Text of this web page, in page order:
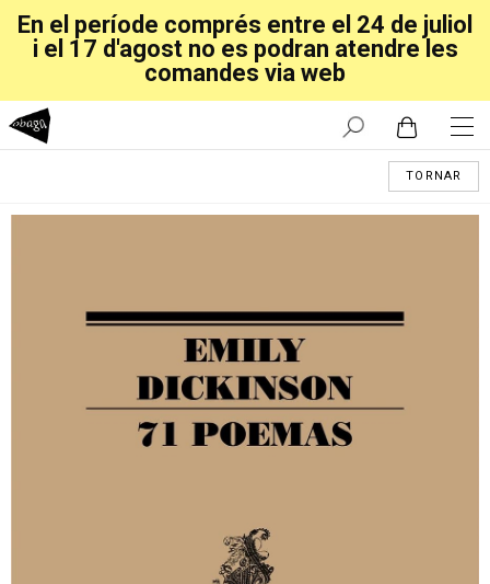
En el període comprés entre el 24 de juliol
i el 17 d'agost no es podran atendre les
comandes via web
TORNAR